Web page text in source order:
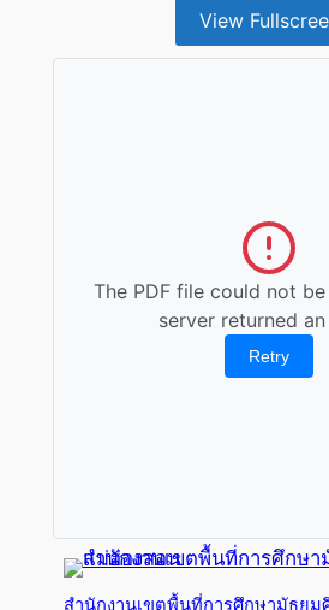
View
The PDF file could not
server returned
Retry
สำนักงานเขตพื้นที่การศึกษามัธยม